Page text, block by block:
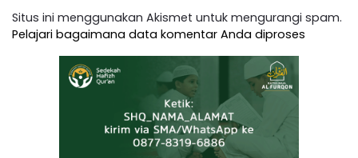
Situs ini menggunakan Akismet untuk mengurangi spam.
Pelajari bagaimana data komentar Anda diproses